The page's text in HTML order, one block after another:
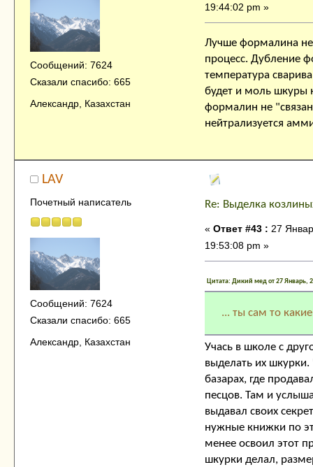
Сообщений: 7624
Сказали спасибо: 665
Александр, Казахстан
19:44:02 pm »
Лучше формалина
процесс. Дубление
температура
будет и моль шкуры
формалин не
нейтрализуется
LAV
Почетный написатель
Сообщений: 7624
Сказали спасибо: 665
Александр, Казахстан
Re: Выделка
« Ответ #43 : 27
19:53:08 pm »
Цитата: Дикий мед от 27 Январь,
... ты сам то
Учась в школе с
выделать их
базарах, где
песцов. Там и
выдавал своих
нужные книжки по
менее освоил этот
шкурки делал,